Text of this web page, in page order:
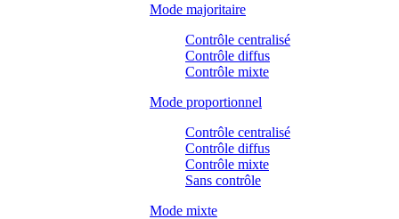
Mode majoritaire
Contrôle centralisé
Contrôle diffus
Contrôle mixte
Mode proportionnel
Contrôle centralisé
Contrôle diffus
Contrôle mixte
Sans contrôle
Mode mixte